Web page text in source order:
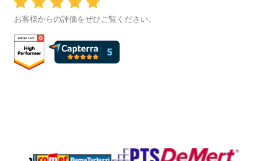
お客様からの評価をぜひご覧ください。